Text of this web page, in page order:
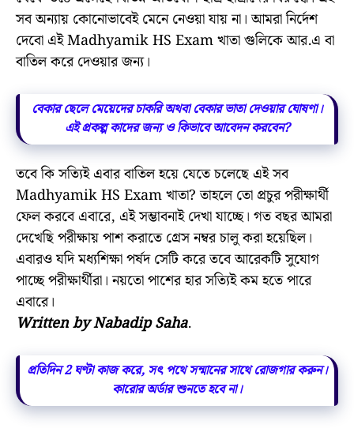
সব অন্যায় কোনোভাবেই মেনে নেওয়া যায় না। আমরা নির্দেশ
দেবো এই Madhyamik HS Exam খাতা গুলিকে আর.এ বা
বাতিল করে দেওয়ার জন্য।
বেকার ছেলে মেয়েদের চাকরি অথবা বেকার ভাতা দেওয়ার ঘোষণা।
এই প্রকল্প কাদের জন্য ও কিভাবে আবেদন করবেন?
তবে কি সত্যিই এবার বাতিল হয়ে যেতে চলেছে এই সব
Madhyamik HS Exam খাতা? তাহলে তো প্রচুর পরীক্ষার্থী
ফেল করবে এবারে, এই সম্ভাবনাই দেখা যাচ্ছে। গত বছর আমরা
দেখেছি পরীক্ষায় পাশ করাতে গ্রেস নম্বর চালু করা হয়েছিল।
এবারও যদি মধ্যশিক্ষা পর্ষদ সেটি করে তবে আরেকটি সুযোগ
পাচ্ছে পরীক্ষার্থীরা। নয়তো পাশের হার সত্যিই কম হতে পারে
এবারে।
Written by Nabadip Saha.
প্রতিদিন 2 ঘণ্টা কাজ করে, সৎ পথে সন্মানের সাথে রোজগার করুন।
কারোর অর্ডার শুনতে হবে না।